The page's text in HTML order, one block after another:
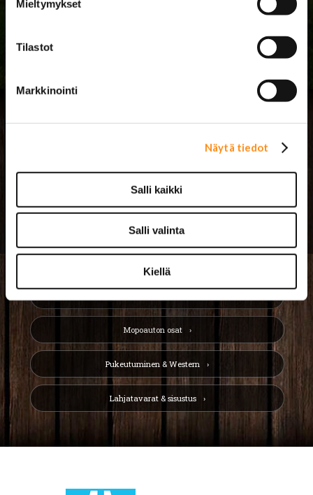
Mieltymykset
Tilastot
Markkinointi
Näytä tiedot
Salli kaikki
Salli valinta
Kiellä
ke 12.8. 8-18
› Toimitusehdot ja maksutavat
Mopoauton osat
Pukeutuminen & Western
Lahjatavarat & sisustus